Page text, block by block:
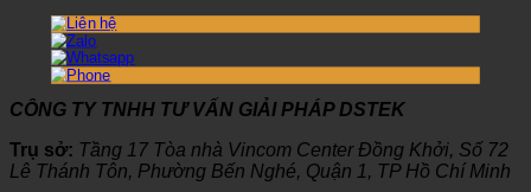
CÔNG TY TNHH TƯ VẤN GIẢI PHÁP DSTEK
Trụ sở: Tầng 17 Tòa nhà Vincom Center Đồng Khởi, Số 72
Lê Thánh Tôn, Phường Bến Nghé, Quận 1, TP Hồ Chí Minh